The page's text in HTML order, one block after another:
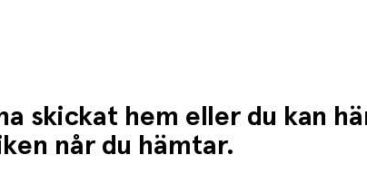
skickat hem eller du kan
når du hämtar.